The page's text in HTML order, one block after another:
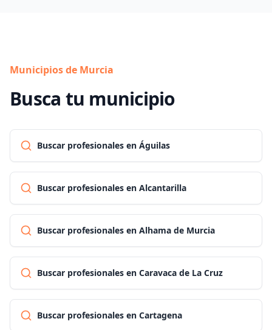
Municipios de Murcia
Busca tu municipio
Buscar profesionales en Águilas
Buscar profesionales en Alcantarilla
Buscar profesionales en Alhama de Murcia
Buscar profesionales en Caravaca de La Cruz
Buscar profesionales en Cartagena